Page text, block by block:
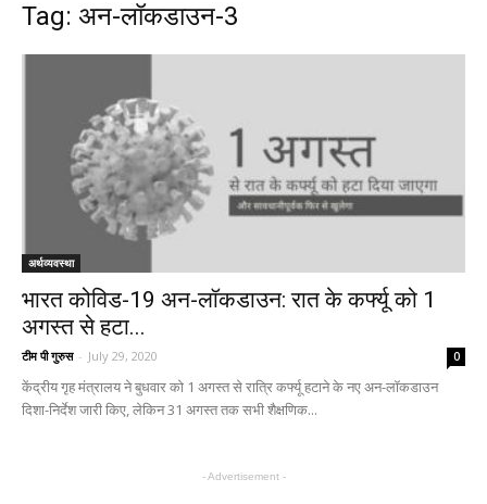
Tag: अन-लॉकडाउन-3
अर्थव्यवस्था
भारत कोविड-19 अन-लॉकडाउन: रात के कर्फ्यू को 1
अगस्त से हटा...
टीम पी गुरुस - July 29, 2020 0
केंद्रीय गृह मंत्रालय ने बुधवार को 1 अगस्त से रात्रि कर्फ्यू हटाने के नए अन-लॉकडाउन
दिशा-निर्देश जारी किए, लेकिन 31 अगस्त तक सभी शैक्षणिक...
- Advertisement -